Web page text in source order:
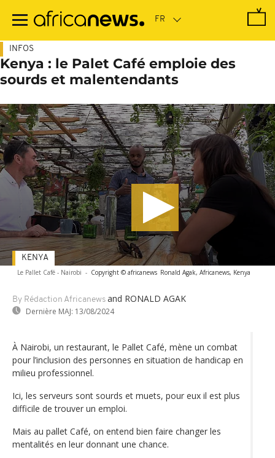
contenu
INFOS
Kenya : le Palet Café emploie des
sourds et malentendants
Le Pallet Café - Nairobi - Copyright © africanews Ronald Agak, Africanews, Kenya
By Rédaction Africanews and RONALD AGAK
Dernière MAJ: 13/08/2024
KENYA
À Nairobi, un restaurant, le Pallet Café, mène un combat
pour l’inclusion des personnes en situation de handicap en
milieu professionnel.
Ici, les serveurs sont sourds et muets, pour eux il est plus
difficile de trouver un emploi.
Mais au pallet Café, on entend bien faire changer les
mentalités en leur donnant une chance.